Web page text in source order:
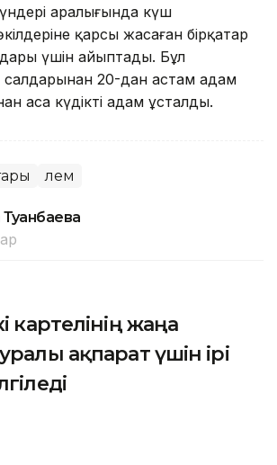
аралығында күш
қарсы жасаған бірқатар
үшін айыптады. Бұл
20-дан астам адам
аса күдікті адам ұсталды.
Әлем
картелінің жаңа
ақпарат үшін ірі